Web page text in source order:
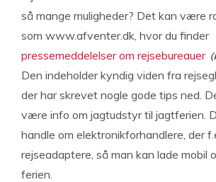
så mange muligheder? Det kan være
som www.afventer.dk, hvor du finder
pressemeddelelser om rejsebureauer
Den indeholder kyndig viden fra
der har skrevet nogle gode tips ned.
være info om jagtudstyr til jagtferien.
handle om elektronikforhandlere, der
rejseadaptere, så man kan lade mobil
ferien.